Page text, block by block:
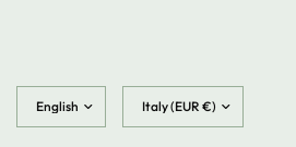
country/region
country/region